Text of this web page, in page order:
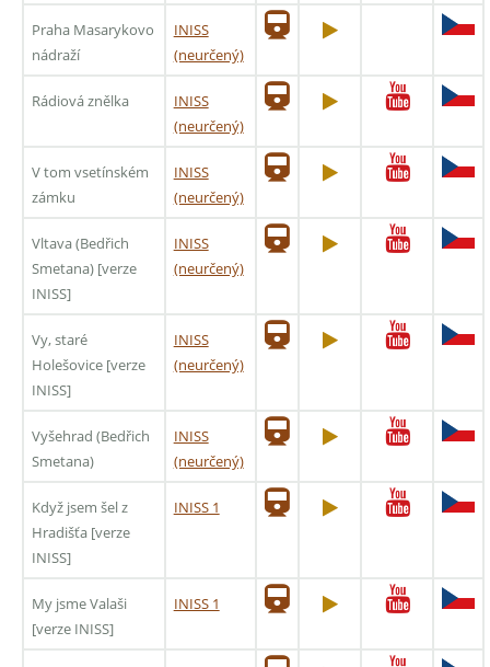
Praha Masarykovo
nádraží
INISS
(neurčený)
Rádiová znělka
INISS
(neurčený)
V tom vsetínském
zámku
INISS
(neurčený)
Vltava (Bedřich
Smetana) [verze
INISS]
INISS
(neurčený)
Vy, staré
Holešovice [verze
INISS]
INISS
(neurčený)
Vyšehrad (Bedřich
Smetana)
INISS
(neurčený)
Když jsem šel z
Hradišťa [verze
INISS]
INISS 1
My jsme Valaši
[verze INISS]
INISS 1